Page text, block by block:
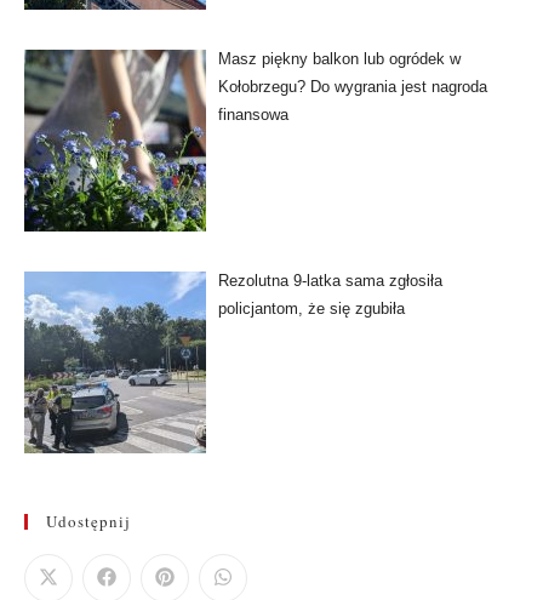
Masz piękny balkon lub ogródek w
Kołobrzegu? Do wygrania jest nagroda
finansowa
Rezolutna 9-latka sama zgłosiła
policjantom, że się zgubiła
Udostępnij